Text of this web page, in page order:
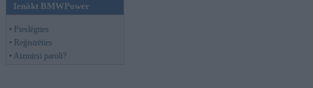
Ienākt BMWPower
• Pieslēgties
• Reģistrēties
• Aizmirsi paroli?